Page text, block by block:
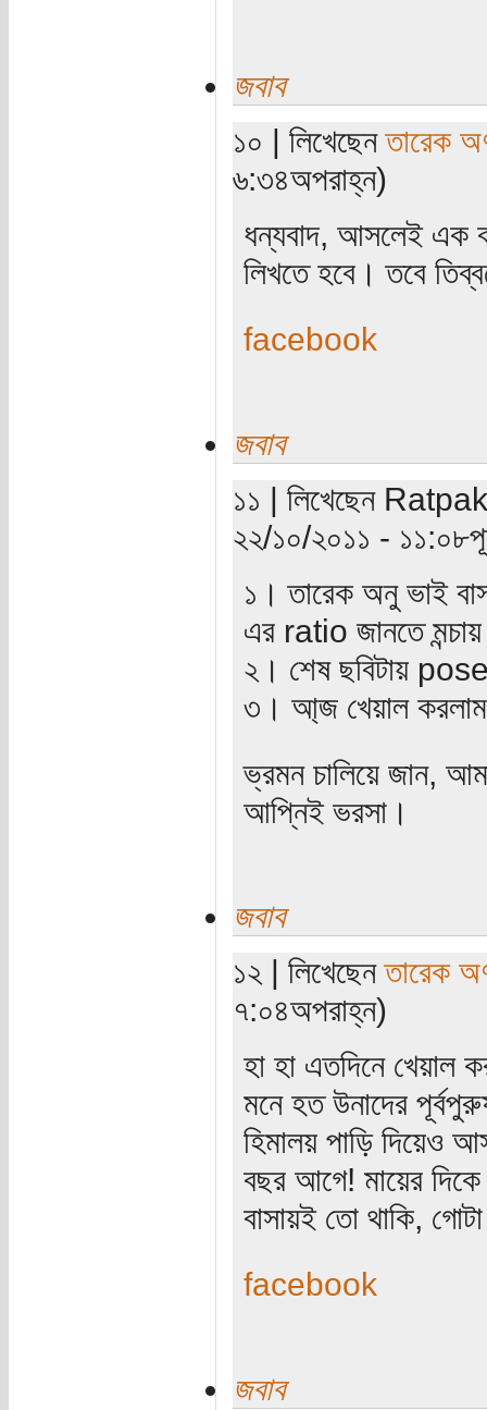
জবাব
১০ | লিখেছেনতারেক
৬:৩৪অপরাহ্ন)
ধন্যবাদ, আসলেই এক
লিখতে হবে। তবে
facebook
জবাব
১১ | লিখেছেন
২২/১০/২০১১ -
১। তারেক অনু ভাই
এর ratio জানতে
২। শেষ ছবিটায়
৩। আ‌্জ খেয়াল করলাম
ভ্রমন চালিয়ে জান,
আপ্নিই ভরসা।
জবাব
১২ | লিখেছেনতারেক
৭:০৪অপরাহ্ন)
হা হা এতদিনে খেয়াল
মনে হত উনাদের
হিমালয় পাড়ি দিয়েও
বছর আগে! মায়ের
বাসায়ই তো থাকি,
facebook
জবাব